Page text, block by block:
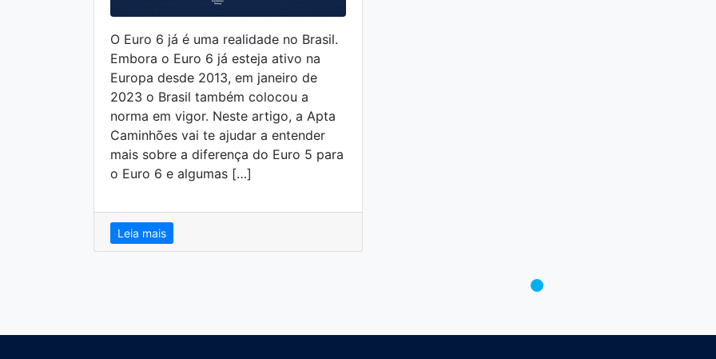
O Euro 6 já é uma realidade no Brasil.
Embora o Euro 6 já esteja ativo na
Europa desde 2013, em janeiro de
2023 o Brasil também colocou a
norma em vigor. Neste artigo, a Apta
Caminhões vai te ajudar a entender
mais sobre a diferença do Euro 5 para
o Euro 6 e algumas […]
Leia mais